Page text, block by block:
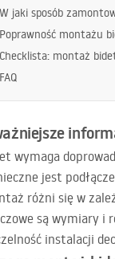
W jaki sposób
Poprawność montażu
Checklista: montaż
FAQ
wymaga
jest
różni się w
są wymiary i
instalacji